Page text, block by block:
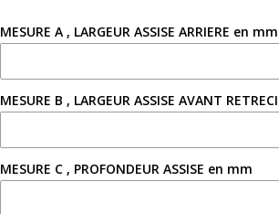
MESURE A , LARGEUR ASSISE ARRIERE en mm
MESURE B , LARGEUR ASSISE AVANT
MESURE C , PROFONDEUR ASSISE en mm